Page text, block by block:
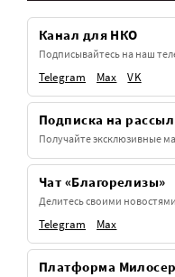
Канал для НКО
Подписывайтесь на наш
Telegram Max VK
Подписка на
Получайте эксклюзивные
Чат «Благорелизы»
Делитесь своими
Telegram Max
Платформа